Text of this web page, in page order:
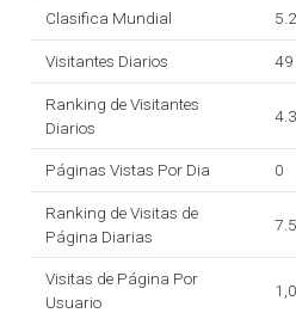
Clasifica Mundial
Visitantes Diarios 49
Ranking de Visitantes
Diarios
Páginas Vistas Por Dia 0
Ranking de Visitas de
Página Diarias
Visitas de Página Por
Usuario